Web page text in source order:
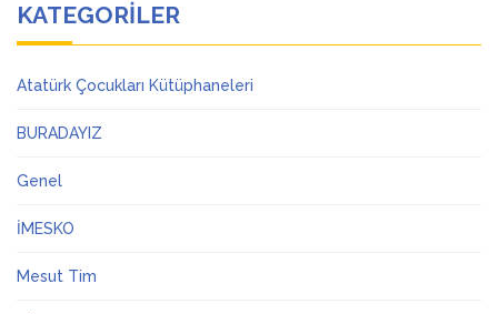
KATEGORILER
Atatürk Çocukları Kütüphaneleri
BURADAYIZ
Genel
İMESKO
Mesut Tim